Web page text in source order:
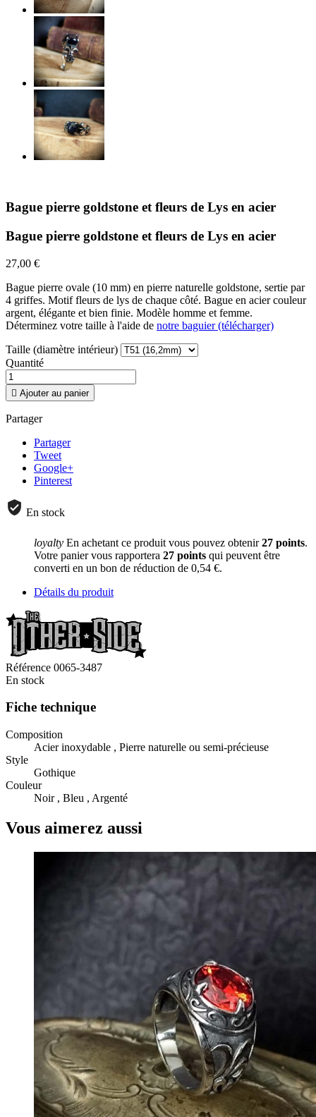
Bague pierre goldstone et fleurs de Lys en acier
Bague pierre goldstone et fleurs de Lys en acier
27,00 €
Bague pierre ovale (10 mm) en pierre naturelle goldstone, sertie par
4 griffes. Motif fleurs de lys de chaque côté. Bague en acier couleur
argent, élégante et bien finie. Modèle homme et femme.
Déterminez votre taille à l'aide de notre baguier (télécharger)
Taille (diamètre intérieur)
Quantité
 Ajouter au panier
Partager
Partager
Tweet
Google+
Pinterest
En stock
loyalty En achetant ce produit vous pouvez obtenir27 points.
Votre panier vous rapportera 27 points qui peuvent être
converti en un bon de réduction de 0,54 €.
Détails du produit
Référence 0065-3487
En stock
Fiche technique
Composition
Acier inoxydable , Pierre naturelle ou semi-précieuse
Style
Gothique
Couleur
Noir , Bleu , Argenté
Vous aimerez aussi